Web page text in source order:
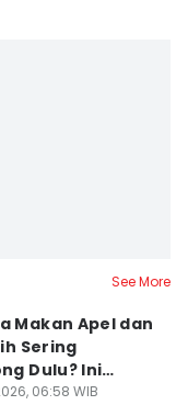
See More
Makan Apel dan
Sering
Dulu? Ini
06:58 WIB